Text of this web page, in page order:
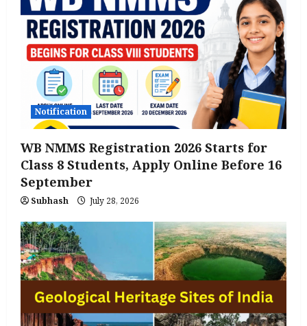
Notification
WB NMMS Registration 2026 Starts for
Class 8 Students, Apply Online Before 16
September
Subhash July 28, 2026